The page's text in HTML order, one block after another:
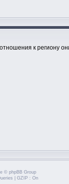
к региону
© phpBB Group
| GZIP : On